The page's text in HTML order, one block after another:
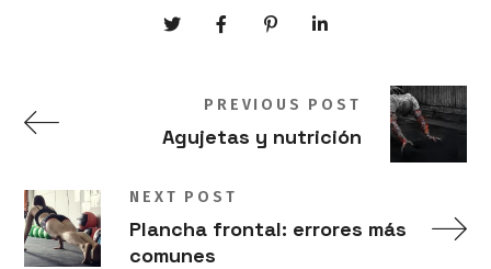
PREVIOUS POST
Agujetas y nutrición
NEXT POST
Plancha frontal: errores más
comunes